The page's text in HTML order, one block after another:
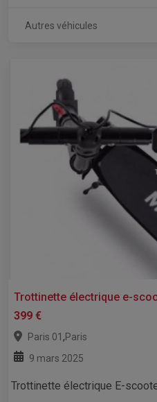
Autres véhicules
Trottinette électrique e-
399 €
Paris 01,Paris
9 mars 2025
Trottinette électrique E-